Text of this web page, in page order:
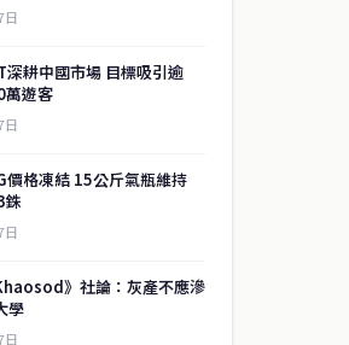
日
深耕中國市場 目標吸引逾
萬遊客
日
價格凍結 15公斤氣瓶維持
銖
日
》社論：灰產不應滲
學
日